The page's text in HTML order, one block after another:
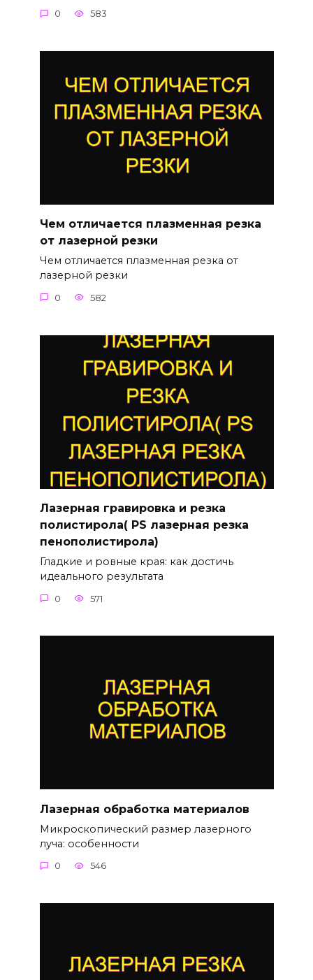
0 583
Чем отличается плазменная резка
от лазерной резки
Чем отличается плазменная резка от
лазерной резки
0 582
Лазерная гравировка и резка
полистирола( PS лазерная резка
пенополистирола)
Гладкие и ровные края: как достичь
идеального результата
0 571
Лазерная обработка материалов
Микроскопический размер лазерного
луча: особенности
0 546